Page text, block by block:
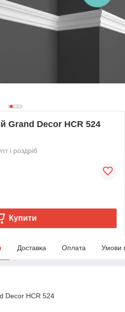
Grand Decor HCR 524
і роздріб
Купити
Доставка Оплата Умови
Decor HCR 524